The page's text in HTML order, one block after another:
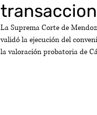
La Suprema Corte de
validó la ejecución del
la valoración probatoria de